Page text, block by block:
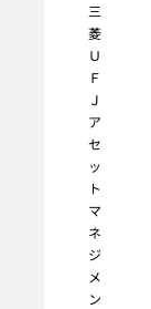
三
菱
Ｕ
Ｆ
Ｊ
ア
セ
ッ
ト
マ
ネ
ジ
メ
ン